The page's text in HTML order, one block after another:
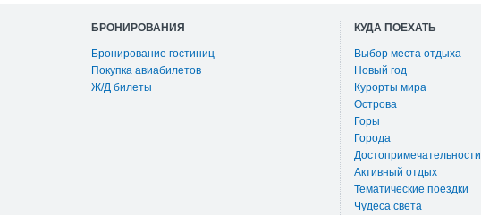
БРОНИРОВАНИЯ
Бронирование гостиниц
Покупка авиабилетов
Ж/Д билеты
КУДА ПОЕХАТЬ
Выбор места отдыха
Новый год
Курорты мира
Острова
Горы
Города
Достопримечательности
Активный отдых
Тематические поездки
Чудеса света